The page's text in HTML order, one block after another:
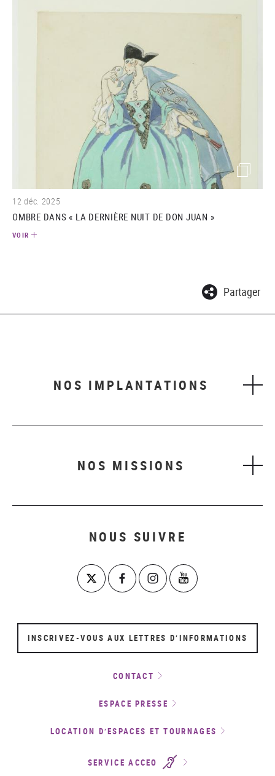
(image)
12 déc. 2025
OMBRE DANS « LA DERNIÈRE NUIT DE DON JUAN »
VOIR
Partager
NOS IMPLANTATIONS
NOS MISSIONS
NOUS SUIVRE
INSCRIVEZ-VOUS AUX LETTRES D’INFORMATIONS
CONTACT
ESPACE PRESSE
LOCATION D’ESPACES ET TOURNAGES
SERVICE ACCEO